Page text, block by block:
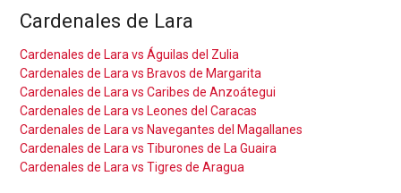
Cardenales de Lara
Cardenales de Lara vs Águilas del Zulia
Cardenales de Lara vs Bravos de Margarita
Cardenales de Lara vs Caribes de Anzoátegui
Cardenales de Lara vs Leones del Caracas
Cardenales de Lara vs Navegantes del Magallanes
Cardenales de Lara vs Tiburones de La Guaira
Cardenales de Lara vs Tigres de Aragua